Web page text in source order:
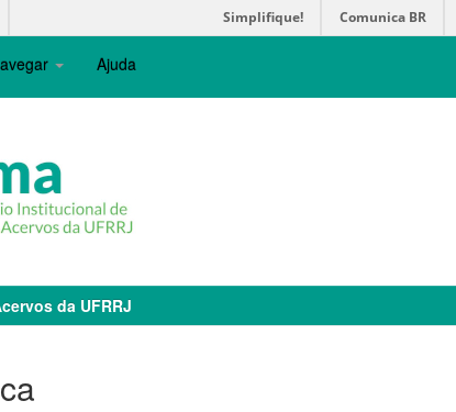
Simplifique! Comunica BR
Ajuda
da UFRRJ